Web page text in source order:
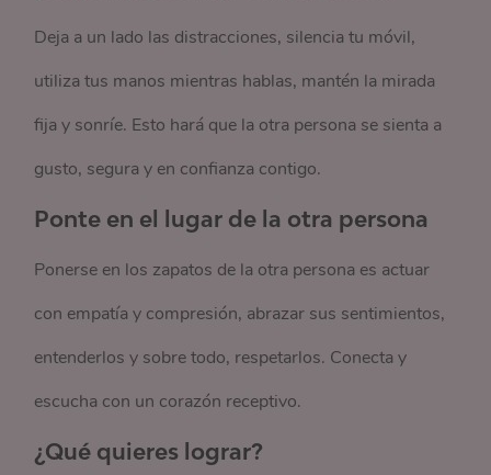
Deja a un lado las distracciones, silencia tu móvil,
utiliza tus manos mientras hablas, mantén la mirada
fija y sonríe. Esto hará que la otra persona se sienta a
gusto, segura y en confianza contigo.
Ponte en el lugar de la otra persona
Ponerse en los zapatos de la otra persona es actuar
con empatía y compresión, abrazar sus sentimientos,
entenderlos y sobre todo, respetarlos. Conecta y
escucha con un corazón receptivo.
¿Qué quieres lograr?